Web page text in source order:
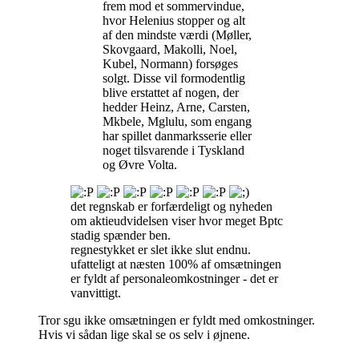
frem mod et sommervindue,
hvor Helenius stopper og alt
af den mindste værdi (Møller,
Skovgaard, Makolli, Noel,
Kubel, Normann) forsøges
solgt. Disse vil formodentlig
blive erstattet af nogen, der
hedder Heinz, Arne, Carsten,
Mkbele, Mglulu, som engang
har spillet danmarksserie eller
noget tilsvarende i Tyskland
og Øvre Volta.
det regnskab er forfærdeligt og nyheden
om aktieudvidelsen viser hvor meget Bptc
stadig spænder ben.
regnestykket er slet ikke slut endnu.
ufatteligt at næsten 100% af omsætningen
er fyldt af personaleomkostninger - det er
vanvittigt.
Tror sgu ikke omsætningen er fyldt med omkostninger.
Hvis vi sådan lige skal se os selv i øjnene.